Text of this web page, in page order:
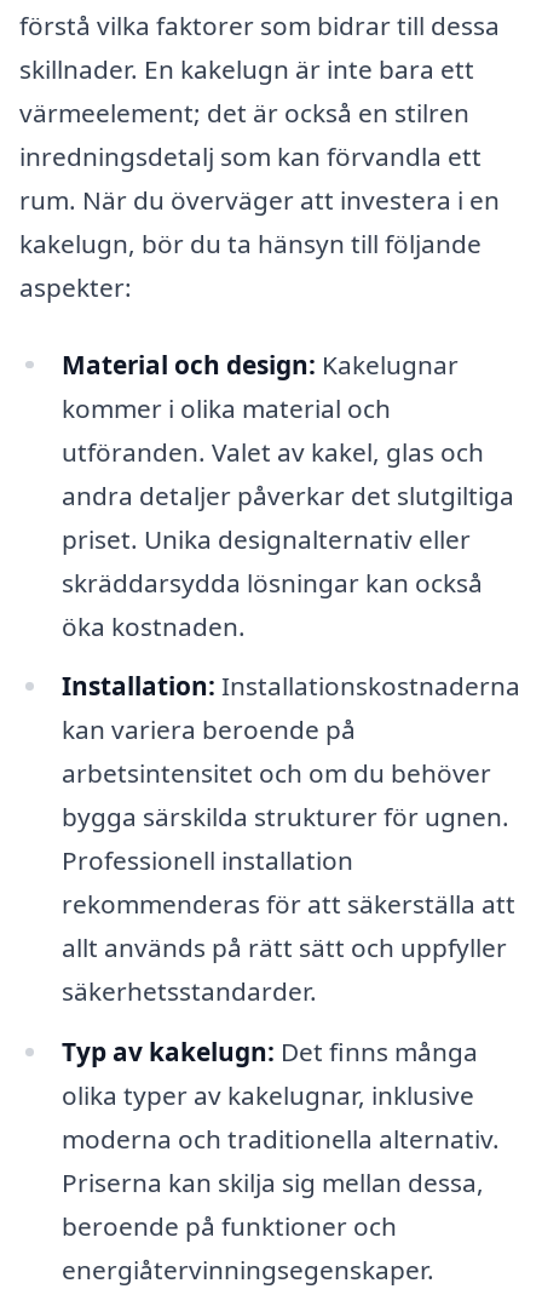
förstå vilka faktorer som bidrar till dessa
skillnader. En kakelugn är inte bara ett
värmeelement; det är också en stilren
inredningsdetalj som kan förvandla ett
rum. När du överväger att investera i en
kakelugn, bör du ta hänsyn till följande
aspekter:
Material och design: Kakelugnar
kommer i olika material och
utföranden. Valet av kakel, glas och
andra detaljer påverkar det slutgiltiga
priset. Unika designalternativ eller
skräddarsydda lösningar kan också
öka kostnaden.
Installation: Installationskostnaderna
kan variera beroende på
arbetsintensitet och om du behöver
bygga särskilda strukturer för ugnen.
Professionell installation
rekommenderas för att säkerställa att
allt används på rätt sätt och uppfyller
säkerhetsstandarder.
Typ av kakelugn: Det finns många
olika typer av kakelugnar, inklusive
moderna och traditionella alternativ.
Priserna kan skilja sig mellan dessa,
beroende på funktioner och
energiåtervinningsegenskaper.